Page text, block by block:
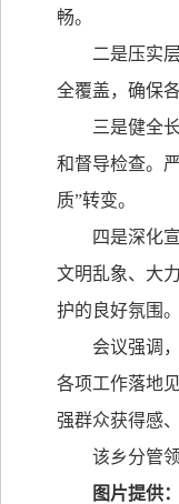
畅。
二是压实
全覆盖，确保
三是健全
和督导检查。
质”转变。
四是深化
文明乱象、大
护的良好氛围。
会议强调
各项工作落地
强群众获得感
该乡分管
图片提供：